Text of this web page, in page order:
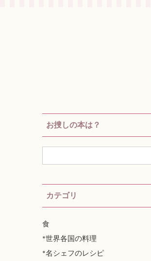
お捜しの本は？
カテゴリ
食
*世界各国の料理
*名シェフのレシピ